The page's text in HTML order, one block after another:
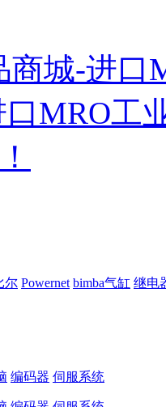
尔 Powernet bimba气缸 继电
编码器 伺服系统